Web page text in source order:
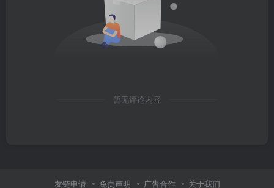
暂无评论内容
友链申请 免责声明 广告合作 关于我们